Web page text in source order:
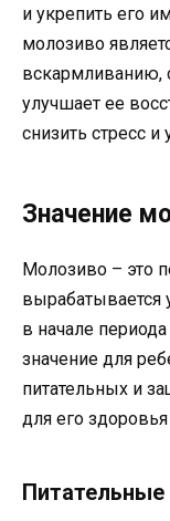
и укрепить его
молозиво
вскармливанию,
улучшает ее
снизить стресс
Значение
Молозиво – это
в начале
значение для
питательных и
для его здоровья